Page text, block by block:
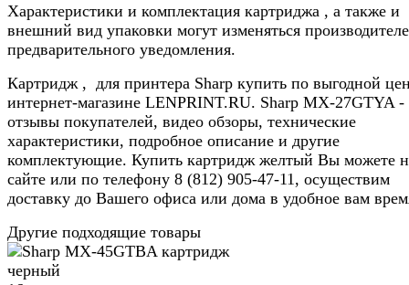
Характеристики и комплектация картриджа , а также и
внешний вид упаковки могут изменяться
предварительного уведомления.
Картридж , для принтера Sharp купить по выгодной
интернет-магазине LENPRINT.RU. Sharp MX-27GTYA -
отзывы покупателей, видео обзоры, технические
характеристики, подробное описание и другие
комплектующие. Купить картридж желтый Вы можете
сайте или по телефону 8 (812) 905-47-11, осуществим
доставку до Вашего офиса или дома в удобное вам
Другие подходящие товары